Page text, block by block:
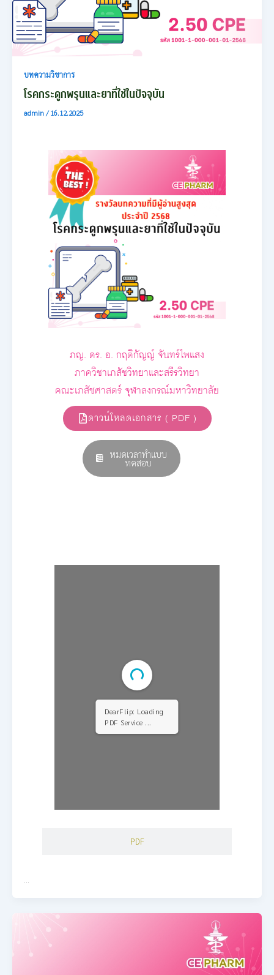
บทความวิชาการ
โรคกระดูกพรุนและยาที่ใช้ในปัจจุบัน
admin/16.12.2025
ภญ. ดร. อ. กฤติกัญญ์ จันทร์ไพแสง
ภาควิชาเภสัชวิทยาและสรีรวิทยา
คณะเภสัชศาสตร์ จุฬาลงกรณ์มหาวิทยาลัย
ดาวน์โหลดเอกสาร ( PDF )
หมดเวลาทำแบบ
ทดสอบ
PDF
DearFlip: Loading
PDF Service ...